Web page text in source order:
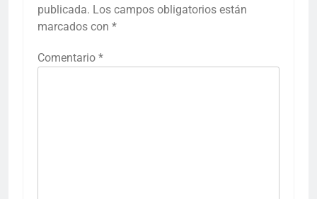
publicada. Los campos obligatorios están
marcados con *
Comentario *